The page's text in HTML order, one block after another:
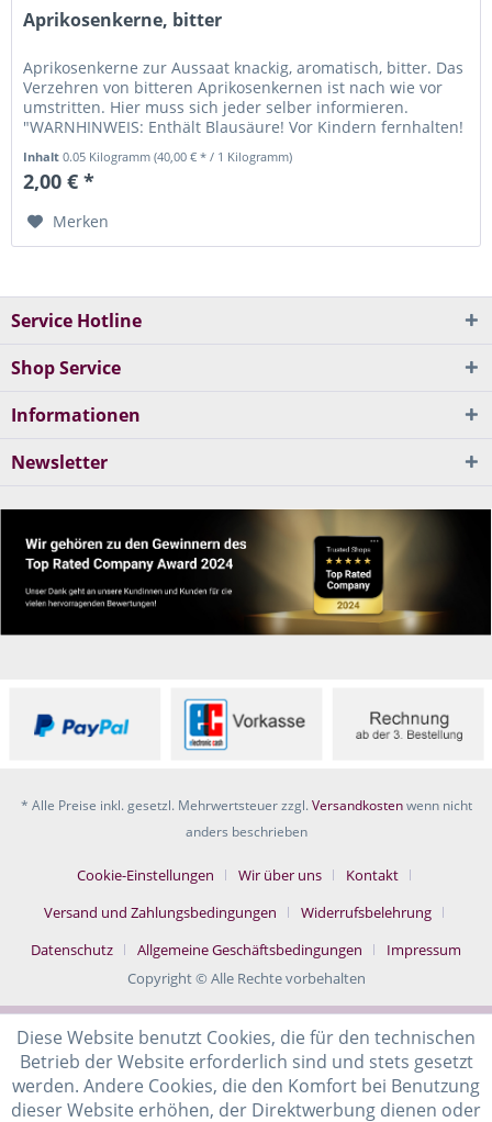
Aprikosenkerne, bitter
Aprikosenkerne zur Aussaat knackig, aromatisch, bitter. Das
Verzehren von bitteren Aprikosenkernen ist nach wie vor
umstritten. Hier muss sich jeder selber informieren.
"WARNHINWEIS: Enthält Blausäure! Vor Kindern fernhalten!
Inhalt0.05 Kilogramm(40,00 € * / 1 Kilogramm)
2,00 € *
Merken
Service Hotline
Shop Service
Informationen
Newsletter
* Alle Preise inkl. gesetzl. Mehrwertsteuer zzgl.Versandkostenwenn nicht
anders beschrieben
Cookie-Einstellungen Wir über uns
Kontakt
Versand und Zahlungsbedingungen
Widerrufsbelehrung
Datenschutz
Allgemeine Geschäftsbedingungen
Impressum
Copyright © Alle Rechte vorbehalten
Diese Website benutzt Cookies, die für den technischen
Betrieb der Website erforderlich sind und stets gesetzt
werden. Andere Cookies, die den Komfort bei Benutzung
dieser Website erhöhen, der Direktwerbung dienen oder